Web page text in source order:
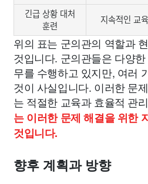
긴급 상황 대처
훈련
지속적인 교
위의 표는 군의관의 역할과
것입니다. 군의관들은 다양
무를 수행하고 있지만, 여러
것이 사실입니다. 이러한 문
는 적절한 교육과 효율적 관
는 이러한 문제 해결을 위한
것입니다.
향후 계획과 방향